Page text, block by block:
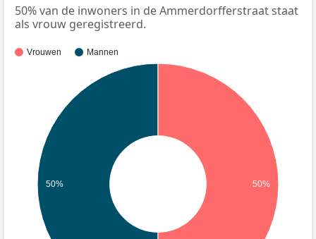
50% van de inwoners in de Ammerdorfferstraat staat
als vrouw geregistreerd.
Vrouwen Mannen
50% 50%